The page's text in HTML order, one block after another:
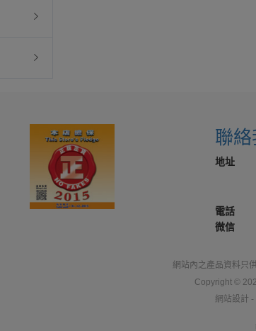
聯絡
地址
電話
微信
網站內之產品資料只
Copyright ©
網站設計 -